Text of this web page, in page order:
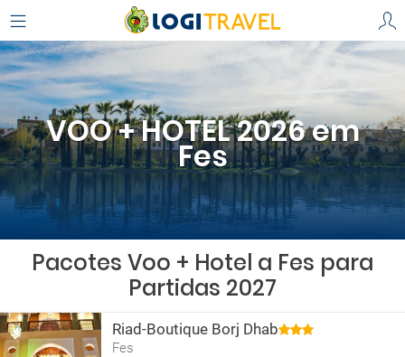
VOO + HOTEL 2026 em
Fes
Pacotes Voo + Hotel a Fes para
Partidas 2027
Riad-Boutique Borj Dhab
Fes